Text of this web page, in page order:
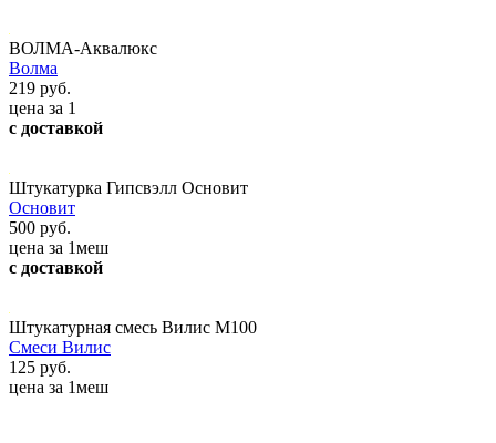
ВОЛМА-Аквалюкс
Волма
219 руб.
цена за 1
с доставкой
Штукатурка Гипсвэлл Основит
Основит
500 руб.
цена за 1меш
с доставкой
Штукатурная смесь Вилис М100
Смеси Вилис
125 руб.
цена за 1меш